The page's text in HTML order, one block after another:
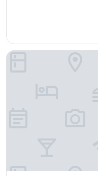
ulasan)
Jumbo House